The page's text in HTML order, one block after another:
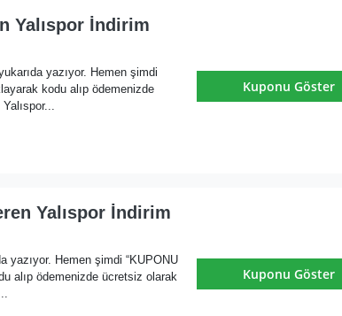
Yalıspor İndirim
yazıyor. Hemen şimdi
kodu alıp ödemenizde
Kuponu Göster
Yalıspor İndirim
yazıyor. Hemen şimdi “KUPONU
alıp ödemenizde ücretsiz olarak
Kuponu Göster